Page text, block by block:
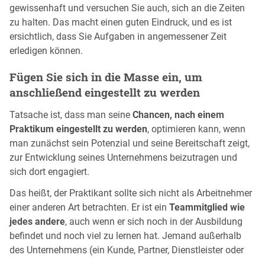
gewissenhaft und versuchen Sie auch, sich an die Zeiten
zu halten. Das macht einen guten Eindruck, und es ist
ersichtlich, dass Sie Aufgaben in angemessener Zeit
erledigen können.
Fügen Sie sich in die Masse ein, um
anschließend eingestellt zu werden
Tatsache ist, dass man seine Chancen, nach einem
Praktikum eingestellt zu werden, optimieren kann, wenn
man zunächst sein Potenzial und seine Bereitschaft zeigt,
zur Entwicklung seines Unternehmens beizutragen und
sich dort engagiert.
Das heißt, der Praktikant sollte sich nicht als Arbeitnehmer
einer anderen Art betrachten. Er ist ein Teammitglied wie
jedes andere, auch wenn er sich noch in der Ausbildung
befindet und noch viel zu lernen hat. Jemand außerhalb
des Unternehmens (ein Kunde, Partner, Dienstleister oder